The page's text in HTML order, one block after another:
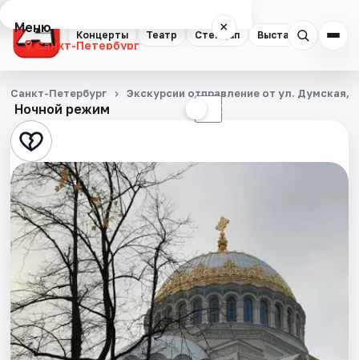
Концерты Театр Стендап Выставки
Меню ×
Санкт-Петербург
Концерты
Театр
Стендап
Выставки
Квесты
Экскурсии
Спорт
События
Ночной режим ☾
Санкт-Петербург Экскурсии отправление от ул. Думская,